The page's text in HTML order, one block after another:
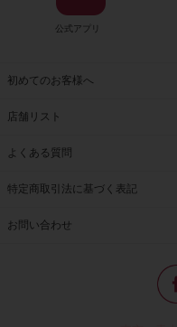
公式アプリ
初めてのお客様へ
店舗リスト
よくある質問
特定商取引法に基づく表記
お問い合わせ